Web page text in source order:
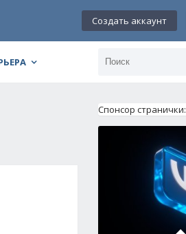
Создать аккаунт
Спонсор странички: